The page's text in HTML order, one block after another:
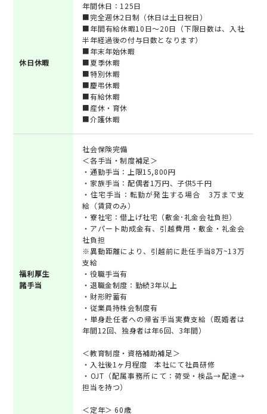
休日休暇
年間休日：125日
■完全週休2日制（休日は土日祝日）
■年間有給休暇10日～20日（下限日数は、入社
半年経過後の付与日数となります）
■年末年始休暇
■夏季休暇
■特別休暇
■慶弔休暇
■有給休暇
■産休・育休
■介護休暇
福利厚生
諸手当
社会保険完備
＜各手当・制度補足＞
・通勤手当：上限15,800円
・家族手当：配偶者1万円、子供5千円
・住宅手当：転勤が発生する場合 3万まで支
給（賃貸のみ）
・寮社宅：借上げ社宅（敷金･礼金会社負担）
・アパート助成金有、引越費用・敷金・礼金会
社負担
※異動距離により、引越前に赴任手当8万~13万
支給
・役職手当有
・退職金制度：勤続3年以上
・財形貯蓄有
・従業員持株会制度有
・単身赴任者への帰省手当実費支給（既婚者は
年間12回、独身者は年6回、3年間）
＜教育制度・資格補助補足＞
・入社後1ヶ月程度 本社にて社員研修
・OJT（配属事務所にて：荷受・検品→配達→
担当を持つ）
＜定年＞ 60歳